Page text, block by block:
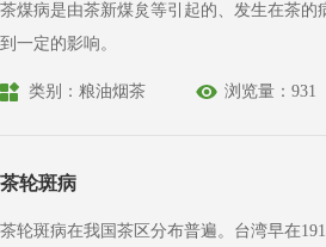
茶煤病是由茶新煤炱等引起的、发生在茶
到一定的影响。
类别：粮油烟茶 浏览量：931
茶轮斑病
茶轮斑病在我国茶区分布普遍。台湾早在